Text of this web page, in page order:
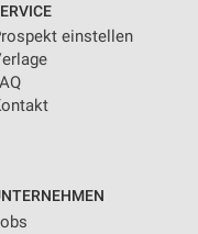
einstellen